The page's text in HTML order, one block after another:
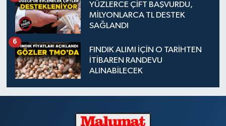
YÜZLERCE ÇİFT BAŞVURDU,
MİLYONLARCA TL DESTEK
SAĞLANDI
FINDIK ALIMI İÇİN O TARİHTEN
İTİBAREN RANDEVU
ALINABİLECEK
6